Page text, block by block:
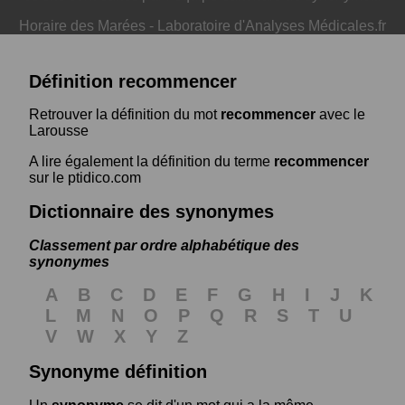
Horaire des Marées - Laboratoire d'Analyses Médicales.fr
Définition recommencer
Retrouver la définition du mot recommencer avec le
Larousse
A lire également la définition du terme recommencer
sur le ptidico.com
Dictionnaire des synonymes
Classement par ordre alphabétique des
synonymes
A B C D E F G H I J
K
L
M N O P Q R S T
U
V
W X Y
Z
Synonyme définition